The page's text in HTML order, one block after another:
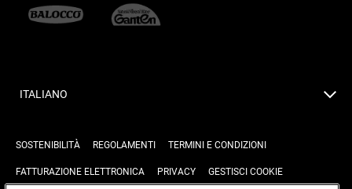
ITALIANO
SOSTENIBILITÀ REGOLAMENTI TERMINI E CONDIZIONI
FATTURAZIONE ELETTRONICA PRIVACY GESTISCI COOKIE